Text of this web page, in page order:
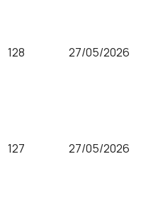
128 27/05/2026
127 27/05/2026